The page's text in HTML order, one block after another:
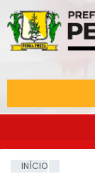
INÍCIO